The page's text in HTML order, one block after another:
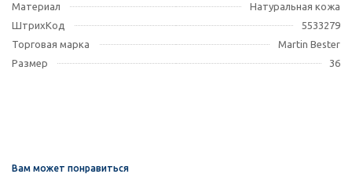
Материал
Натуральная кожа
ШтрихКод
5533279
Торговая марка
Martin Bester
Размер
36
Вам может понравиться